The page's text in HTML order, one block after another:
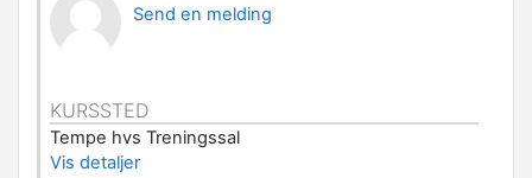
Send en melding
KURSSTED
Tempe hvs Treningssal
Vis detaljer